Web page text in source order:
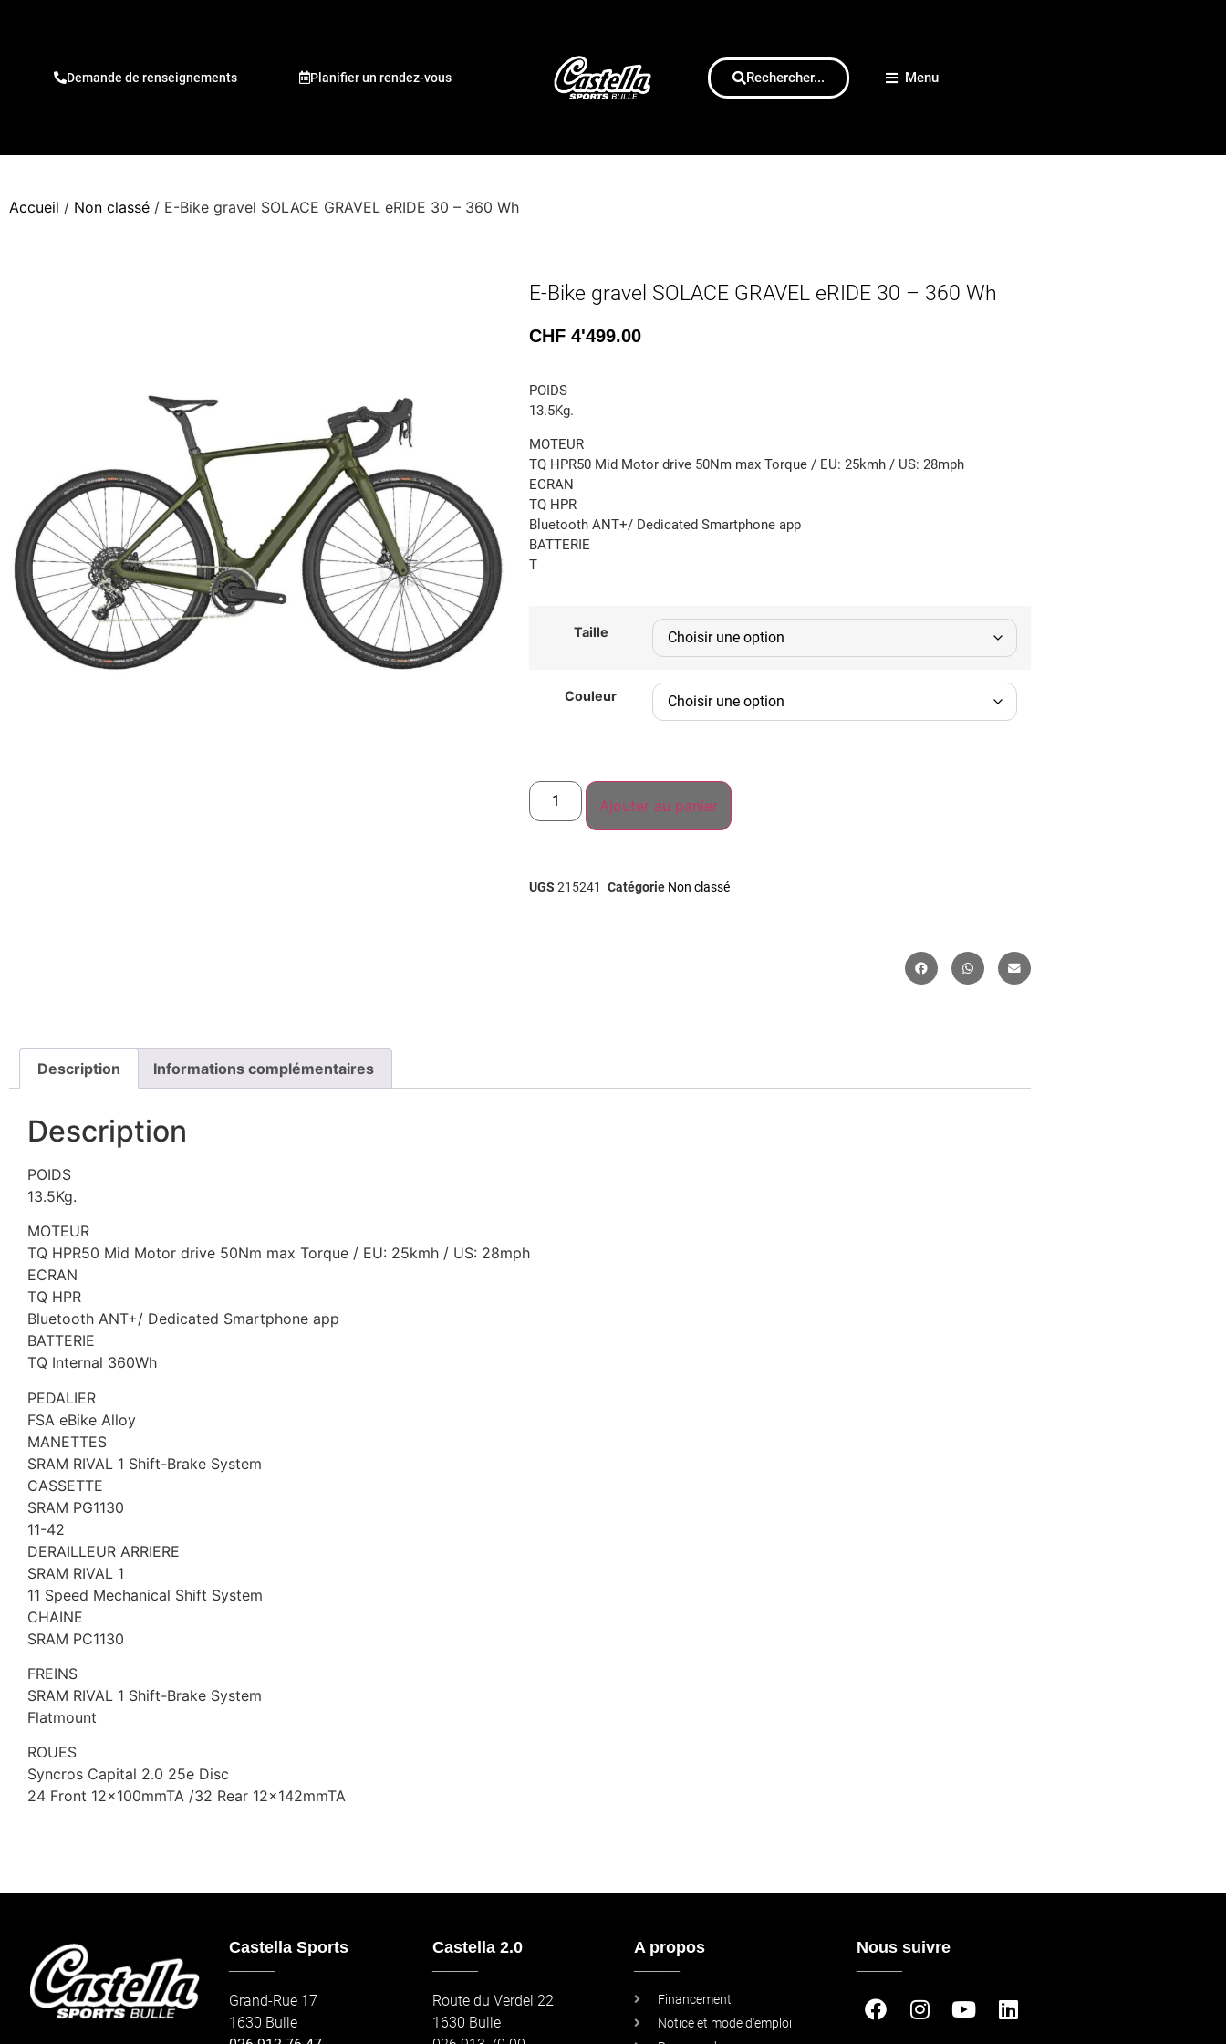
Demande de renseignements Planifier un rendez-vous Rechercher... Menu
Accueil / Non classé / E-Bike gravel SOLACE GRAVEL eRIDE 30 – 360 Wh
E-Bike gravel SOLACE GRAVEL eRIDE 30 – 360 Wh
CHF 4'499.00
POIDS
13.5Kg.
MOTEUR
TQ HPR50 Mid Motor drive 50Nm max Torque / EU: 25kmh / US: 28mph
ECRAN
TQ HPR
Bluetooth ANT+/ Dedicated Smartphone app
BATTERIE
T
Taille
Couleur
Ajouter au panier
UGS 215241 Catégorie Non classé
Description Informations complémentaires
Description
POIDS
13.5Kg.
MOTEUR
TQ HPR50 Mid Motor drive 50Nm max Torque / EU: 25kmh / US: 28mph
ECRAN
TQ HPR
Bluetooth ANT+/ Dedicated Smartphone app
BATTERIE
TQ Internal 360Wh
PEDALIER
FSA eBike Alloy
MANETTES
SRAM RIVAL 1 Shift-Brake System
CASSETTE
SRAM PG1130
11-42
DERAILLEUR ARRIERE
SRAM RIVAL 1
11 Speed Mechanical Shift System
CHAINE
SRAM PC1130
FREINS
SRAM RIVAL 1 Shift-Brake System
Flatmount
ROUES
Syncros Capital 2.0 25e Disc
24 Front 12x100mmTA /32 Rear 12x142mmTA
Castella Sports
Grand-Rue 17
1630 Bulle
Castella 2.0
Route du Verdel 22
1630 Bulle
A propos
Financement
Notice et mode d'emploi
Nous suivre